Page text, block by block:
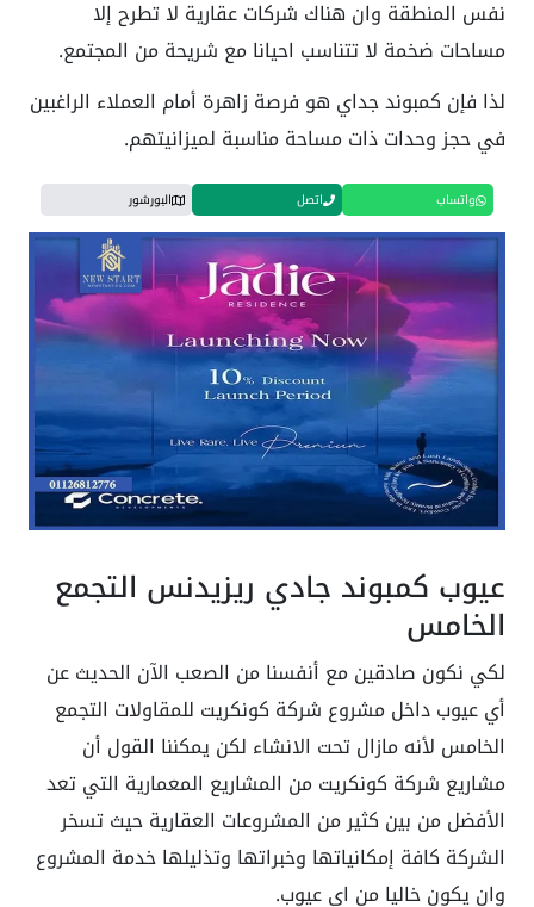
نفس المنطقة وان هناك شركات عقارية لا تطرح إلا
مساحات ضخمة لا تتناسب احيانا مع شريحة من المجتمع.
لذا فإن كمبوند جداي هو فرصة زاهرة أمام العملاء الراغبين
في حجز وحدات ذات مساحة مناسبة لميزانيتهم.
واتساب اتصل البورشور
عيوب كمبوند جادي ريزيدنس التجمع
الخامس
لكي نكون صادقين مع أنفسنا من الصعب الآن الحديث عن
أي عيوب داخل مشروع شركة كونكريت للمقاولات التجمع
الخامس لأنه مازال تحت الانشاء لكن يمكننا القول أن
مشاريع شركة كونكريت من المشاريع المعمارية التي تعد
الأفضل من بين كثير من المشروعات العقارية حيث تسخر
الشركة كافة إمكانياتها وخبراتها وتذليلها خدمة المشروع
وان يكون خاليا من اي عيوب.